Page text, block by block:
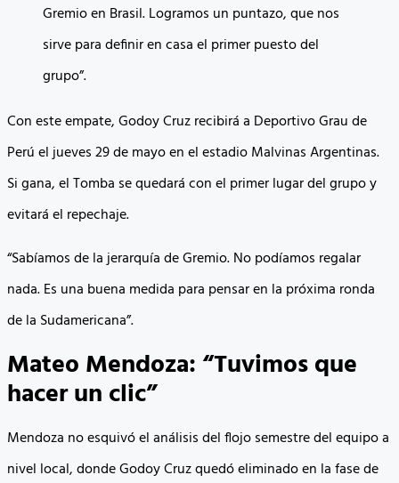
Gremio en Brasil. Logramos un puntazo, que nos
sirve para definir en casa el primer puesto del
grupo”.
Con este empate, Godoy Cruz recibirá a Deportivo Grau de
Perú el jueves 29 de mayo en el estadio Malvinas Argentinas.
Si gana, el Tomba se quedará con el primer lugar del grupo y
evitará el repechaje.
“Sabíamos de la jerarquía de Gremio. No podíamos regalar
nada. Es una buena medida para pensar en la próxima ronda
de la Sudamericana”.
Mateo Mendoza: “Tuvimos que
hacer un clic”
Mendoza no esquivó el análisis del flojo semestre del equipo a
nivel local, donde Godoy Cruz quedó eliminado en la fase de